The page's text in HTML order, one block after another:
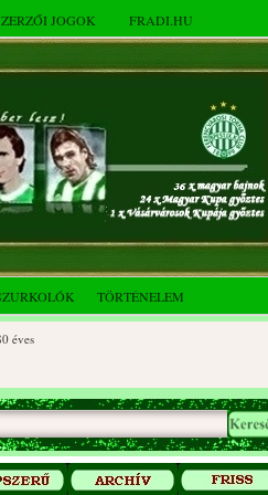
JOGOK FRADI.HU
TÖRTÉNELEM